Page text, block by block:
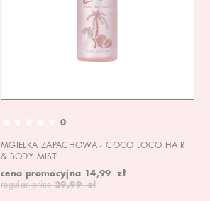
0
MGIEŁKA ZAPACHOWA - COCO LOCO HAIR
& BODY MIST
cena promocyjna 14,99 zł
regular price 29,99 zł